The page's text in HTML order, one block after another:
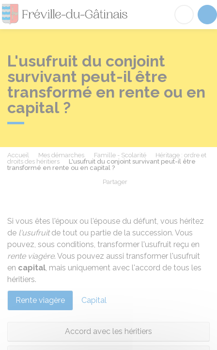
Fréville-du-
L'usufruit du conjoint
survivant peut-il être
transformé en rente ou en
capital ?
Accueil Mes démarches Famille - Scolarité
Héritage : ordre et
droits des héritiers
L'usufruit du conjoint survivant peut-il être
transformé en rente ou en capital ?
Partager
Si vous êtes l'époux ou l'épouse du défunt, vous héritez
de l'usufruitde tout ou partie de la succession. Vous
pouvez, sous conditions, transformer l'usufruit reçu en
rente viagère. Vous pouvez aussi transformer l'usufruit
en capital, mais uniquement avec l'accord de tous les
héritiers.
Rente viagère Capital
Accord avec les héritiers